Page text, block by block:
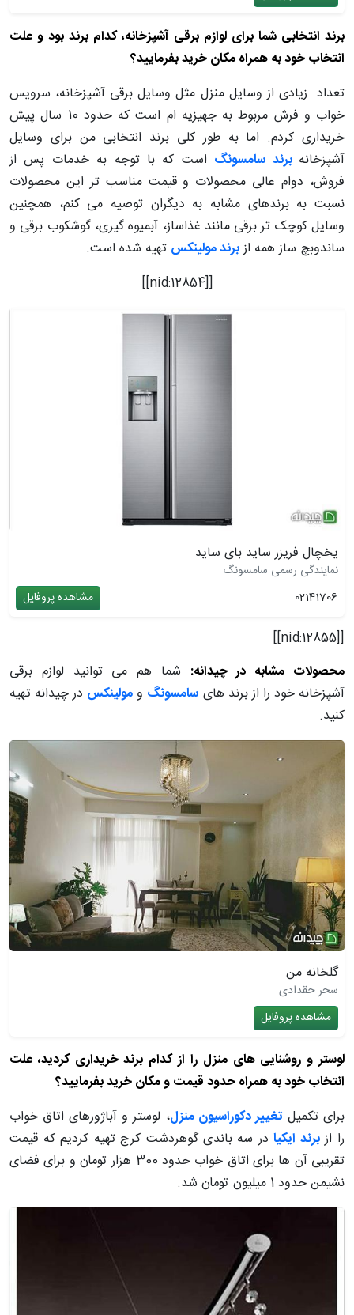
برند انتخابی شما برای لوازم برقی آشپزخانه، کدام برند بود و علت
انتخاب خود به همراه مکان خرید بفرمایید؟
تعداد زیادی از وسایل منزل مثل وسایل برقی آشپزخانه، سرویس
خواب و فرش مربوط به جهیزیه ام است که حدود 10 سال پیش
خریداری کردم. اما به طور کلی برند انتخابی من برای وسایل
آشپزخانه برند سامسونگ است که با توجه به خدمات پس از
فروش، دوام عالی محصولات و قیمت مناسب تر این محصولات
نسبت به برندهای مشابه به دیگران توصیه می کنم، همچنین
وسایل کوچک تر برقی مانند غذاساز، آبمیوه گیری، گوشکوب برقی و
ساندوبچ ساز همه ازبرند مولینکس تهیه شده است.
[[nid:12854]]
یخچال فریزر ساید بای ساید
نمایندگی رسمی سامسونگ
02141706
مشاهده پروفایل
[[nid:12855]]
محصولات مشابه در چیدانه: شما هم می توانید لوازم برقی
آشپزخانه خود را از برند های سامسونگ ومولینکس در چیدانه تهیه
کنید.
گلخانه من
سحر حقدادی
مشاهده پروفایل
لوستر و روشنایی های منزل را از کدام برند خریداری کردید، علت
انتخاب خود به همراه حدود قیمت و مکان خرید بفرمایید؟
برای تکمیل تغییر دکوراسیون منزل، لوستر و آباژورهای اتاق خواب
را ازبرند ایکیادر سه باندی گوهردشت کرج تهیه کردیم که قیمت
تقریبی آن ها برای اتاق خواب حدود 300 هزار تومان و برای فضای
نشیمن حدود 1 میلیون تومان شد.